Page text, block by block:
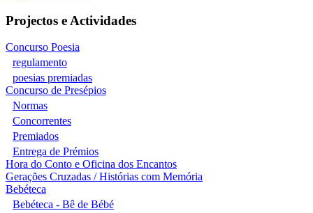
Projectos e Actividades
Concurso Poesia
regulamento
poesias premiadas
Concurso de Presépios
Normas
Concorrentes
Premiados
Entrega de Prémios
Hora do Conto e Oficina dos Encantos
Gerações Cruzadas / Histórias com Memória
Bebéteca
Bebéteca - Bê de Bébé